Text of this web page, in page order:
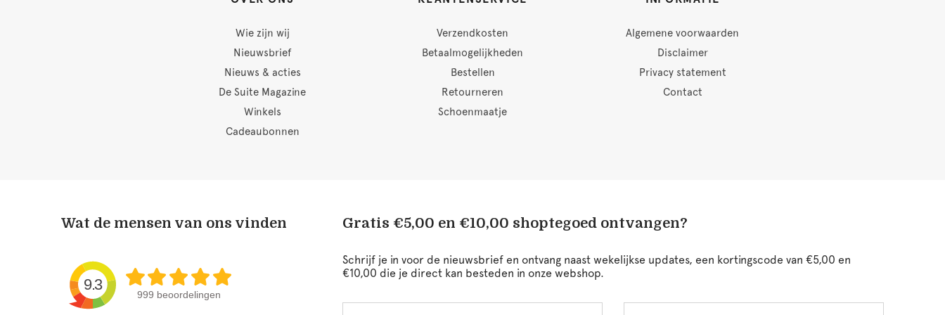
Wie zijn wij
Nieuwsbrief
Nieuws & acties
De Suite Magazine
Winkels
Cadeaubonnen
Verzendkosten
Betaalmogelijkheden
Bestellen
Retourneren
Schoenmaatje
Algemene voorwaarden
Disclaimer
Privacy statement
Contact
Wat de mensen van ons vinden
9.3
999 beoordelingen
Gratis €5,00 en €10,00 shoptegoed ontvangen?
Schrijf je in voor de nieuwsbrief en ontvang naast wekelijkse updates, een kortingscode van €5,00 en
€10,00 die je direct kan besteden in onze webshop.